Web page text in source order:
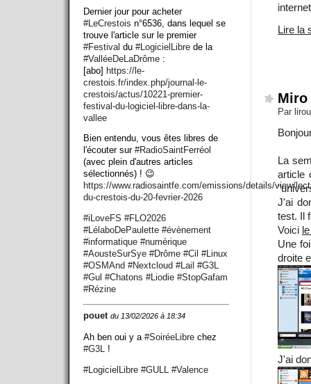
Lire la
Par
La
article
J'ai
test. Il
Voici
Une
droite
J'ai
Dernier jour pour acheter
#LeCrestois n°6536, dans lequel se
trouve l'article sur le premier
#Festival du #LogicielLibre de la
#ValléeDeLaDrôme :
[abo] https://le-
crestois.fr/index.php/journal-le-
crestois/actus/10221-premier-
festival-du-logiciel-libre-dans-la-
vallee
Bien entendu, vous êtes libres de
l'écouter sur #RadioSaintFerréol
(avec plein d'autres articles
sélectionnés) ! 😉
https://www.radiosaintfe.com/emissions/details/view/
du-crestois-du-20-fevrier-2026
#iLoveFS #FLO2026
#LélaboDePaulette #évènement
#informatique #numérique
#AousteSurSye #Drôme #Cil #Linux
#OSMAnd #Nextcloud #Lail #G3L
#Gul #Chatons #Liodie #StopGafam
#Rézine
pouet du 13/02/2026 à 18:34
Ah ben oui y a #SoiréeLibre chez
#G3L !
#LogicielLibre #GULL #Valence